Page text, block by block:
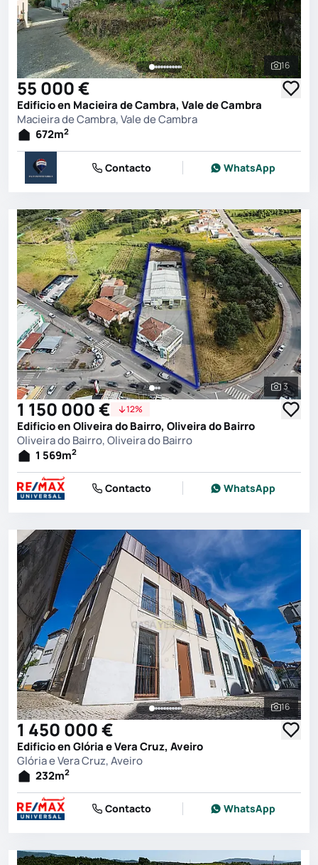
Ver
16
55 000 €
Edificio en Macieira de Cambra, Vale de Cambra
Macieira de Cambra, Vale de Cambra
672m2
Contacto WhatsApp
Ver
3
1 150 000 € 12%
Edificio en Oliveira do Bairro, Oliveira do Bairro
Oliveira do Bairro, Oliveira do Bairro
1 569m2
Contacto WhatsApp
Ver
16
1 450 000 €
Edificio en Glória e Vera Cruz, Aveiro
Glória e Vera Cruz, Aveiro
232m2
Contacto WhatsApp